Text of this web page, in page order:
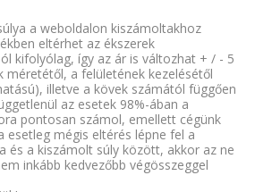
a weboldalon kiszámoltakhoz
eltérhet az ékszerek
kifolyólag, így az ár is változhat + / - 5
méretétől, a felületének kezelésétől
illetve a kövek számától függően
az esetek 98%-ában a
pontosan számol, emellett cégünk
esetleg mégis eltérés lépne fel a
és a kiszámolt súly között, akkor az ne
inkább kedvezőbb végösszeggel